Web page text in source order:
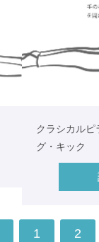
クラシカルピ
グ・キック
1 2